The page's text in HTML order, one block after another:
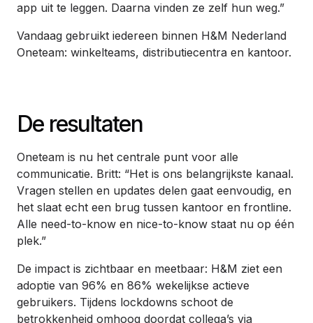
app uit te leggen. Daarna vinden ze zelf hun weg.”
Vandaag gebruikt iedereen binnen H&M Nederland
Oneteam: winkelteams, distributiecentra en kantoor.
De resultaten
Oneteam is nu het centrale punt voor alle
communicatie. Britt: “Het is ons belangrijkste kanaal.
Vragen stellen en updates delen gaat eenvoudig, en
het slaat echt een brug tussen kantoor en frontline.
Alle need-to-know en nice-to-know staat nu op één
plek.”
De impact is zichtbaar en meetbaar: H&M ziet een
adoptie van 96% en 86% wekelijkse actieve
gebruikers. Tijdens lockdowns schoot de
betrokkenheid omhoog doordat collega’s via